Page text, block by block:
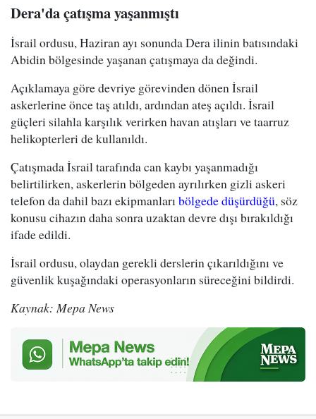
Dera'da çatışma yaşanmıştı
İsrail ordusu, Haziran ayı sonunda Dera ilinin batısındaki
Abidin bölgesinde yaşanan çatışmaya da değindi.
Açıklamaya göre devriye görevinden dönen İsrail
askerlerine önce taş atıldı, ardından ateş açıldı. İsrail
güçleri silahla karşılık verirken havan atışları ve taarruz
helikopterleri de kullanıldı.
Çatışmada İsrail tarafında can kaybı yaşanmadığı
belirtilirken, askerlerin bölgeden ayrılırken gizli askeri
telefon da dahil bazı ekipmanları bölgede düşürdüğü, söz
konusu cihazın daha sonra uzaktan devre dışı bırakıldığı
ifade edildi.
İsrail ordusu, olaydan gerekli derslerin çıkarıldığını ve
güvenlik kuşağındaki operasyonların süreceğini bildirdi.
Kaynak: Mepa News